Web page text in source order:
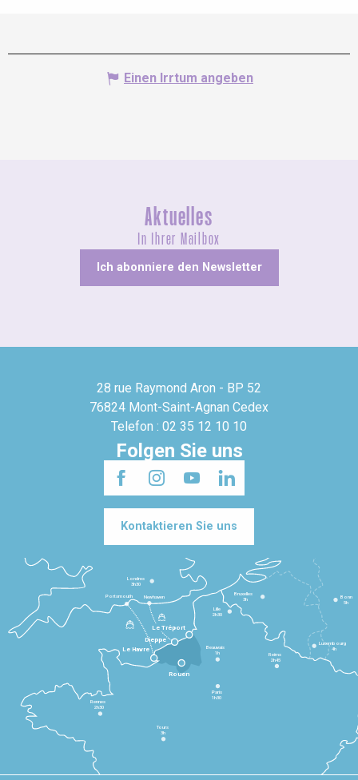
Einen Irrtum angeben
Aktuelles
In Ihrer Mailbox
Ich abonniere den Newsletter
28 rue Raymond Aron - BP 52
76824 Mont-Saint-Agnan Cedex
Telefon : 02 35 12 10 10
Folgen Sie uns
Kontaktieren Sie uns
Le Havre
Dieppe
Le Tréport
Rennes
2h30
Tours
3h
Paris
1h30
Beauvais
1h
Reims
2h45
Lille
2h30
Bruxelles
3h
Londres
3h30
Newhaven
Portsmouth
Bonn
5h
Luxembourg
4h
Rouen